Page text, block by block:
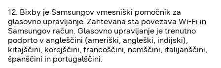
12. Bixby je Samsungov vmesniški pomočnik za
glasovno upravljanje. Zahtevana sta povezava Wi-Fi in
Samsungov račun. Glasovno upravljanje je trenutno
podprto v angleščini (ameriški, angleški, indijski),
kitajščini, korejščini, francoščini, nemščini, italijanščini,
španščini in portugalščini.